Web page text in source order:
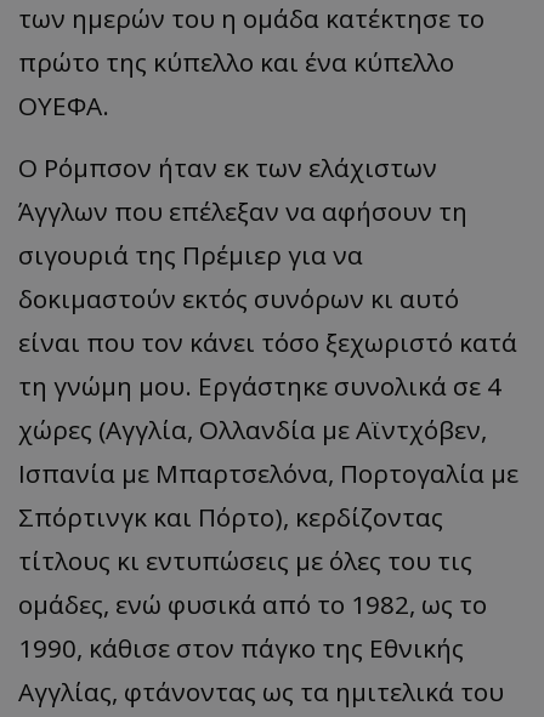
των ημερών του η ομάδα κατέκτησε το
πρώτο της κύπελλο και ένα κύπελλο
ΟΥΕΦΑ.
Ο Ρόμπσον ήταν εκ των ελάχιστων
Άγγλων που επέλεξαν να αφήσουν τη
σιγουριά της Πρέμιερ για να
δοκιμαστούν εκτός συνόρων κι αυτό
είναι που τον κάνει τόσο ξεχωριστό κατά
τη γνώμη μου. Εργάστηκε συνολικά σε 4
χώρες (Αγγλία, Ολλανδία με Αϊντχόβεν,
Ισπανία με Μπαρτσελόνα, Πορτογαλία με
Σπόρτινγκ και Πόρτο), κερδίζοντας
τίτλους κι εντυπώσεις με όλες του τις
ομάδες, ενώ φυσικά από το 1982, ως το
1990, κάθισε στον πάγκο της Εθνικής
Αγγλίας, φτάνοντας ως τα ημιτελικά του